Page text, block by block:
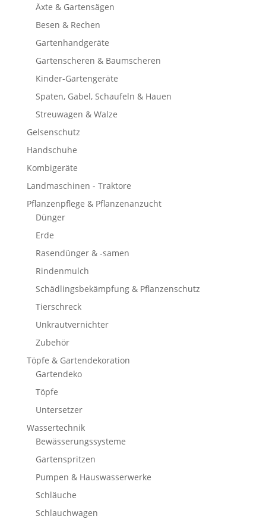
Äxte & Gartensägen
Besen & Rechen
Gartenhandgeräte
Gartenscheren & Baumscheren
Kinder-Gartengeräte
Spaten, Gabel, Schaufeln & Hauen
Streuwagen & Walze
Gelsenschutz
Handschuhe
Kombigeräte
Landmaschinen - Traktore
Pflanzenpflege & Pflanzenanzucht
Dünger
Erde
Rasendünger & -samen
Rindenmulch
Schädlingsbekämpfung & Pflanzenschutz
Tierschreck
Unkrautvernichter
Zubehör
Töpfe & Gartendekoration
Gartendeko
Töpfe
Untersetzer
Wassertechnik
Bewässerungssysteme
Gartenspritzen
Pumpen & Hauswasserwerke
Schläuche
Schlauchwagen